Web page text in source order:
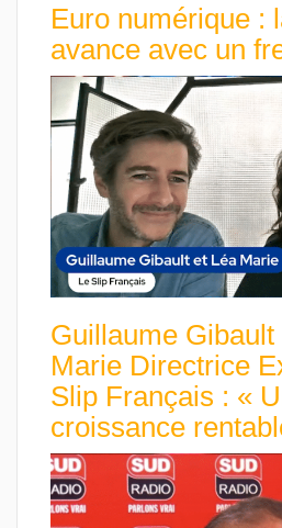
Euro numérique :
avance avec un
Guillaume
Marie Directrice
Slip Français : «
croissance